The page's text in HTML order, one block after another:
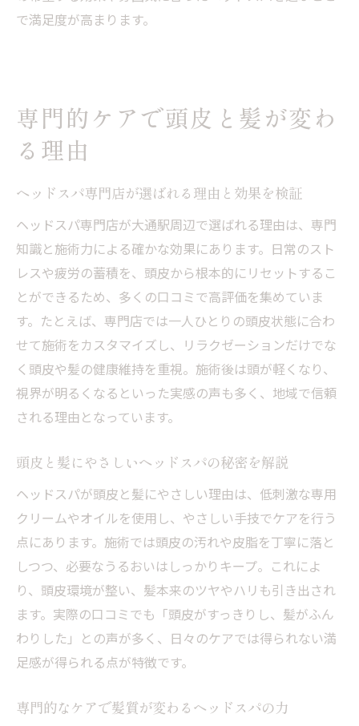
で満足度が高まります。
専門的ケアで頭皮と髪が変わ
る理由
ヘッドスパ専門店が選ばれる理由と効果を検証
ヘッドスパ専門店が大通駅周辺で選ばれる理由は、専門
知識と施術力による確かな効果にあります。日常のスト
レスや疲労の蓄積を、頭皮から根本的にリセットするこ
とができるため、多くの口コミで高評価を集めていま
す。たとえば、専門店では一人ひとりの頭皮状態に合わ
せて施術をカスタマイズし、リラクゼーションだけでな
く頭皮や髪の健康維持を重視。施術後は頭が軽くなり、
視界が明るくなるといった実感の声も多く、地域で信頼
される理由となっています。
頭皮と髪にやさしいヘッドスパの秘密を解説
ヘッドスパが頭皮と髪にやさしい理由は、低刺激な専用
クリームやオイルを使用し、やさしい手技でケアを行う
点にあります。施術では頭皮の汚れや皮脂を丁寧に落と
しつつ、必要なうるおいはしっかりキープ。これによ
り、頭皮環境が整い、髪本来のツヤやハリも引き出され
ます。実際の口コミでも「頭皮がすっきりし、髪がふん
わりした」との声が多く、日々のケアでは得られない満
足感が得られる点が特徴です。
専門的なケアで髪質が変わるヘッドスパの力